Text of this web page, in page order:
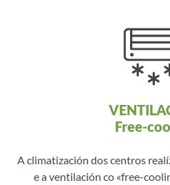
Free-
A climatización dos centros
e a ventilación co «free-